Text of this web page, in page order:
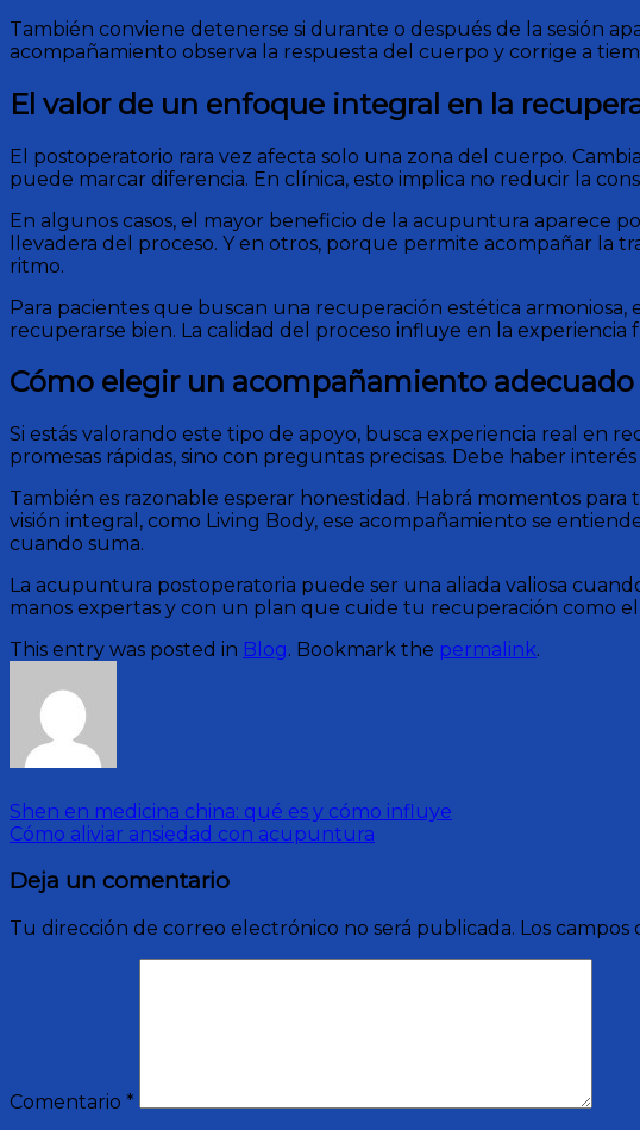
También conviene detenerse si durante o después de la sesión
acompañamiento observa la respuesta del cuerpo y corrige a
El valor de un enfoque integral en la
El postoperatorio rara vez afecta solo una zona del cuerpo.
puede marcar diferencia. En clínica, esto implica no reducir la
En algunos casos, el mayor beneficio de la acupuntura aparece
llevadera del proceso. Y en otros, porque permite acompañar la
ritmo.
Para pacientes que buscan una recuperación estética
recuperarse bien. La calidad del proceso influye en la experiencia
Cómo elegir un acompañamiento adecuado
Si estás valorando este tipo de apoyo, busca experiencia real en
promesas rápidas, sino con preguntas precisas. Debe haber
También es razonable esperar honestidad. Habrá momentos
visión integral, como Living Body, ese acompañamiento se
cuando suma.
La acupuntura postoperatoria puede ser una aliada valiosa
manos expertas y con un plan que cuide tu recuperación como
This entry was posted in Blog. Bookmark the permalink.
Shen en medicina china: qué es y cómo influye
Cómo aliviar ansiedad con acupuntura
Deja un comentario
Tu dirección de correo electrónico no será publicada. Los campos
Comentario *